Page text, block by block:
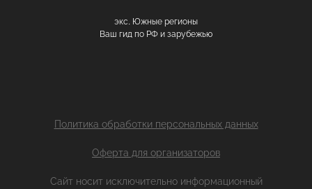
экс. Южные регионы
Ваш гид по РФ и зарубежью
Политика обработки персональных данных
Оферта для организаторов
Сайт носит исключительно информационный